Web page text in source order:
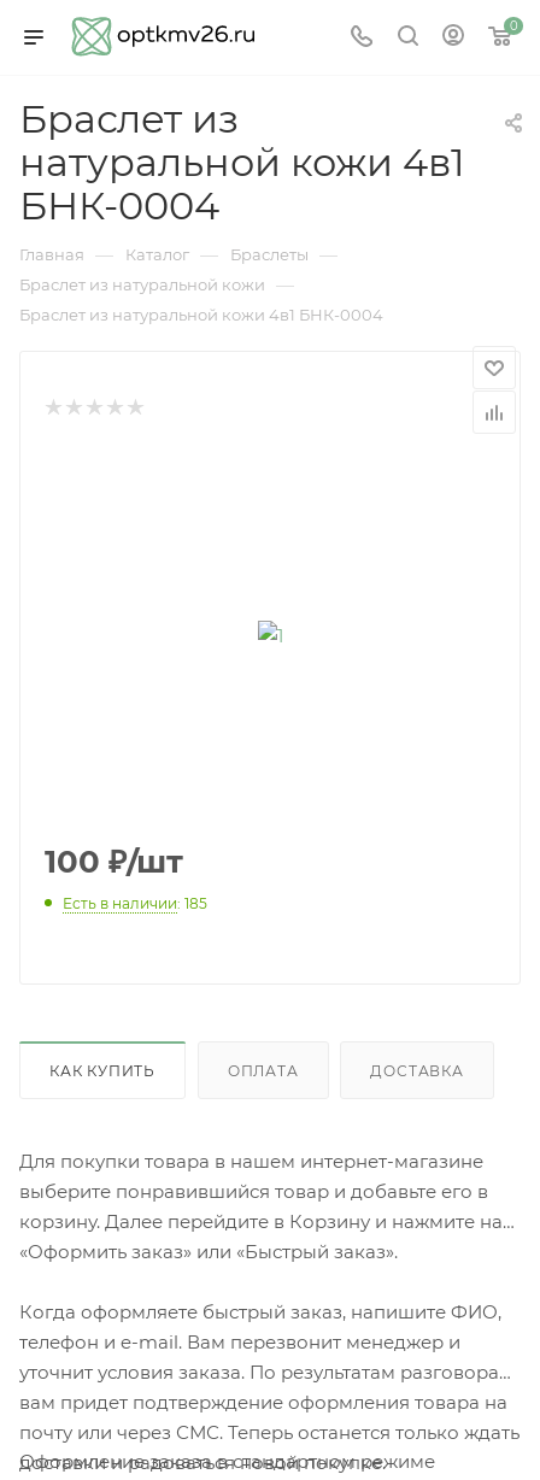
0
Браслет из
натуральной кожи 4в1
БНК-0004
Главная — Каталог — Браслеты —
Браслет из натуральной кожи —
Браслет из натуральной кожи 4в1 БНК-0004
100 ₽/шт
Есть в наличии: 185
КАК КУПИТЬ ОПЛАТА ДОСТАВКА
Для покупки товара в нашем интернет-магазине
выберите понравившийся товар и добавьте его в
корзину. Далее перейдите в Корзину и нажмите на
«Оформить заказ» или «Быстрый заказ».
Когда оформляете быстрый заказ, напишите ФИО,
телефон и e-mail. Вам перезвонит менеджер и
уточнит условия заказа. По результатам разговора
вам придет подтверждение оформления товара на
почту или через СМС. Теперь останется только ждать
доставки и радоваться новой покупке.
Оформление заказа в стандартном режиме